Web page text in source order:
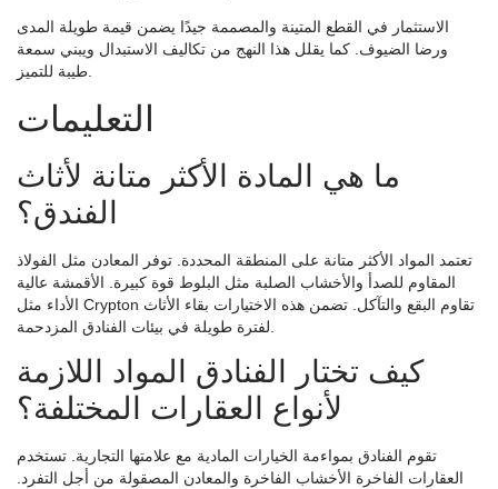
الاستثمار في القطع المتينة والمصممة جيدًا يضمن قيمة طويلة المدى
ورضا الضيوف. كما يقلل هذا النهج من تكاليف الاستبدال ويبني سمعة
التعليمات
ما هي المادة الأكثر متانة لأثاث
الفندق؟
تعتمد المواد الأكثر متانة على المنطقة المحددة. توفر المعادن مثل الفولاذ
المقاوم للصدأ والأخشاب الصلبة مثل البلوط قوة كبيرة. الأقمشة عالية
الأداء مثل Crypton تقاوم البقع والتآكل. تضمن هذه الاختيارات بقاء الأثاث
كيف تختار الفنادق المواد اللازمة
لأنواع العقارات المختلفة؟
تقوم الفنادق بمواءمة الخيارات المادية مع علامتها التجارية. تستخدم
العقارات الفاخرة الأخشاب الفاخرة والمعادن المصقولة من أجل التفرد.